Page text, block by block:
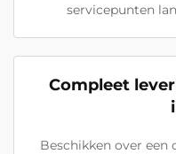
servicepunten
Compleet
Beschikken over